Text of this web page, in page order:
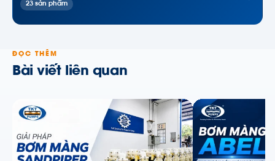
23 sản phẩm
ĐỌC THÊM
Bài viết liên quan